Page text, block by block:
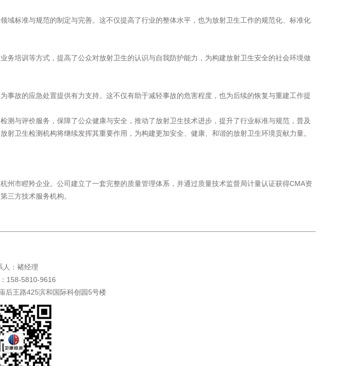
标准与规范的制定与完善。这不仅提高了行业的整体水平，也为放射卫生工作的规范化、标准化
培训等方式，提高了公众对放射卫生的认识与自我防护能力，为构建放射卫生安全的社会环境做
故的应急处置提供有力支持。这不仅有助于减轻事故的危害程度，也为后续的恢复与重建工作提
与评价服务，保障了公众健康与安全，推动了放射卫生技术进步，提升了行业标准与规范，普及
卫生检测机构将继续发挥其重要作用，为构建更加安全、健康、和谐的放射卫生环境贡献力量。
市瞪羚企业。公司建立了一套完整的质量管理体系，并通过质量技术监督局计量认证获得CMA资
三方技术服务机构。
人：褚经理
158-5810-9616
后王路425滨和国际科创园5号楼